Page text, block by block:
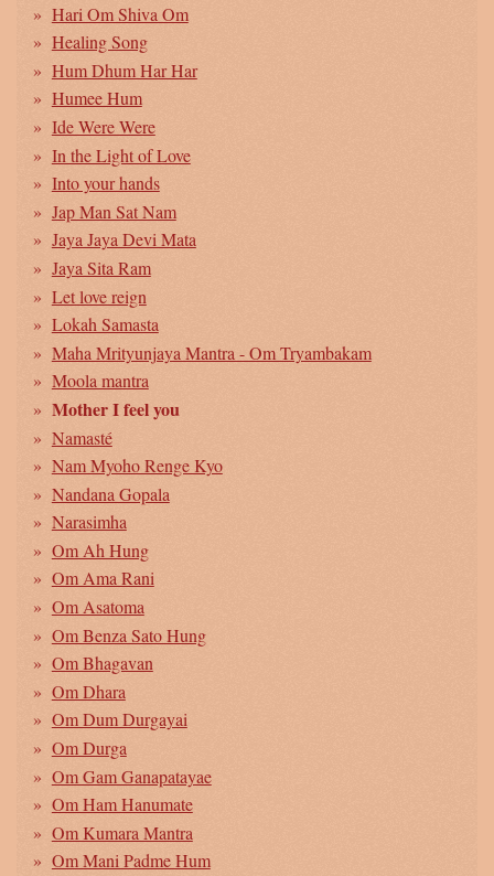
Hari Om Shiva Om
Healing Song
Hum Dhum Har Har
Humee Hum
Ide Were Were
In the Light of Love
Into your hands
Jap Man Sat Nam
Jaya Jaya Devi Mata
Jaya Sita Ram
Let love reign
Lokah Samasta
Maha Mrityunjaya Mantra - Om Tryambakam
Moola mantra
Mother I feel you
Namasté
Nam Myoho Renge Kyo
Nandana Gopala
Narasimha
Om Ah Hung
Om Ama Rani
Om Asatoma
Om Benza Sato Hung
Om Bhagavan
Om Dhara
Om Dum Durgayai
Om Durga
Om Gam Ganapatayae
Om Ham Hanumate
Om Kumara Mantra
Om Mani Padme Hum